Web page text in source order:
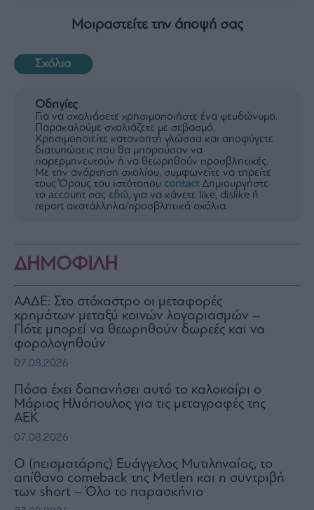
Μοιραστείτε την άποψή σας
Σχόλια
Οδηγίες
Για να σχολιάσετε χρησιμοποιήστε ένα ψευδώνυμο.
Παρακαλούμε σχολιάζετε με σεβασμό.
Χρησιμοποιείτε κατανοητή γλώσσα και αποφύγετε
διατυπώσεις που θα μπορούσαν να
παρερμηνευτούν ή να θεωρηθούν προσβλητικές.
Με την ανάρτηση σχολίου, συμφωνείτε να τηρείτε
τους Όρους του ιστότοπου contactΔημιουργήστε
το account σας εδώ, για να κάνετε like, dislike ή
report ακατάλληλα/προσβλητικά σχόλια.
ΔΗΜΟΦΙΛΗ
ΑΑΔΕ: Στο στόχαστρο οι μεταφορές
χρημάτων μεταξύ κοινών λογαριασμών –
Πότε μπορεί να θεωρηθούν δωρεές και να
φορολογηθούν
07.08.2026
Πόσα έχει δαπανήσει αυτό το καλοκαίρι ο
Μάριος Ηλιόπουλος για τις μεταγραφές της
ΑΕΚ
07.08.2026
Ο (πεισματάρης) Ευάγγελος Μυτιληναίος, το
απίθανο comeback της Μetlen και η συντριβή
των short – Όλο το παρασκήνιο